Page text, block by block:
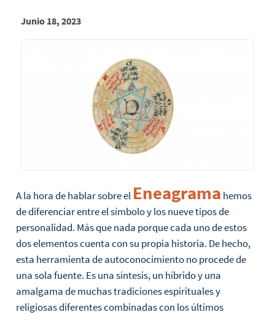
Junio 18, 2023
A la hora de hablar sobre el Eneagrama hemos
de diferenciar entre el símbolo y los nueve tipos de
personalidad. Más que nada porque cada uno de estos
dos elementos cuenta con su propia historia. De hecho,
esta herramienta de autoconocimiento no procede de
una sola fuente. Es una síntesis, un híbrido y una
amalgama de muchas tradiciones espirituales y
religiosas diferentes combinadas con los últimos